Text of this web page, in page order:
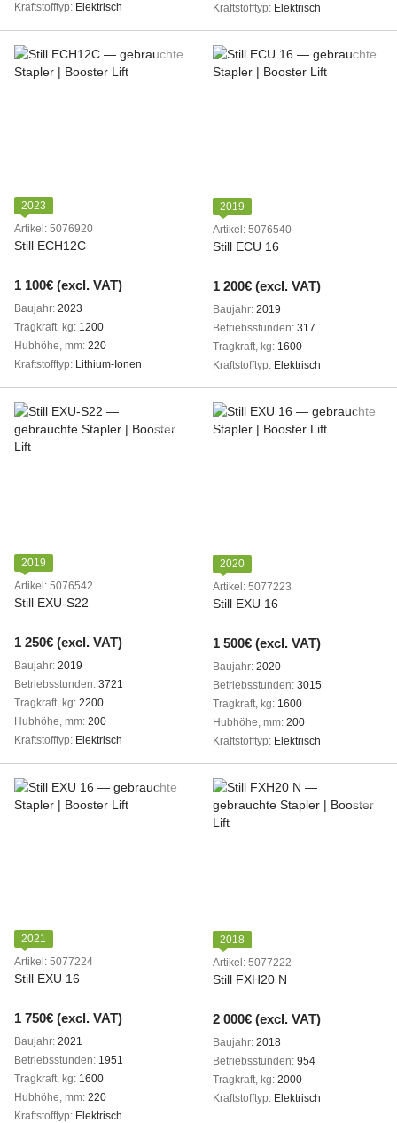
Kraftstofftyp
Elektrisch
Kraftstofftyp
Elektrisch
2023
Artikel: 5076920
Still ECH12C
1 100€ (excl. VAT)
Baujahr 2023
Tragkraft, kg 1200
Hubhöhe, mm 220
Kraftstofftyp
Lithium-Ionen
2019
Artikel: 5076540
Still ECU 16
1 200€ (excl. VAT)
Baujahr 2019
Betriebsstunden 317
Tragkraft, kg 1600
Kraftstofftyp
Elektrisch
2019
Artikel: 5076542
Still EXU-S22
1 250€ (excl. VAT)
Baujahr 2019
Betriebsstunden 3721
Tragkraft, kg 2200
Hubhöhe, mm 200
Kraftstofftyp
Elektrisch
2020
Artikel: 5077223
Still EXU 16
1 500€ (excl. VAT)
Baujahr 2020
Betriebsstunden 3015
Tragkraft, kg 1600
Hubhöhe, mm 200
Kraftstofftyp
Elektrisch
2021
Artikel: 5077224
Still EXU 16
1 750€ (excl. VAT)
Baujahr 2021
Betriebsstunden 1951
Tragkraft, kg 1600
Hubhöhe, mm 220
Kraftstofftyp
Elektrisch
2018
Artikel: 5077222
Still FXH20 N
2 000€ (excl. VAT)
Baujahr 2018
Betriebsstunden 954
Tragkraft, kg 2000
Kraftstofftyp
Elektrisch